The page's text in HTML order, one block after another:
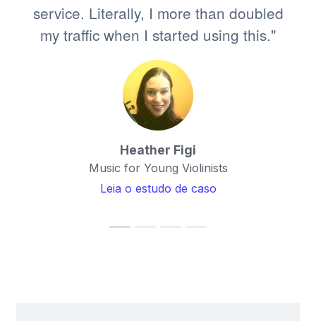
service. Literally, I more than doubled
my traffic when I started using this."
Heather Figi
Music for Young Violinists
Leia o estudo de caso